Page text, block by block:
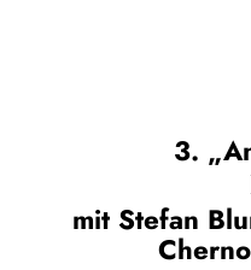
3.
mit Stefan